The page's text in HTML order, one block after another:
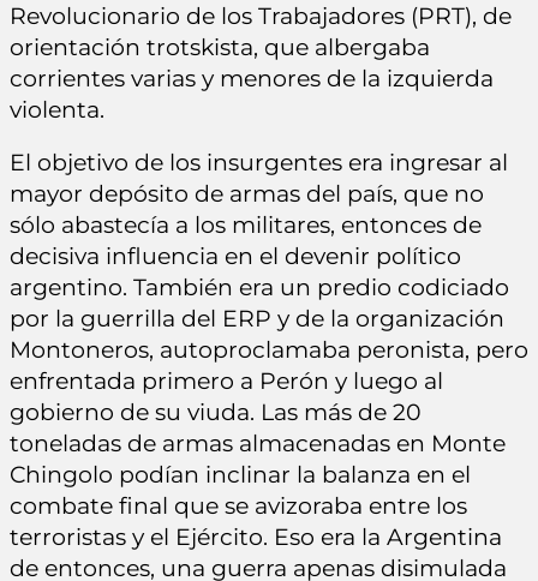
Revolucionario de los Trabajadores (PRT), de
orientación trotskista, que albergaba
corrientes varias y menores de la izquierda
violenta.
El objetivo de los insurgentes era ingresar al
mayor depósito de armas del país, que no
sólo abastecía a los militares, entonces de
decisiva influencia en el devenir político
argentino. También era un predio codiciado
por la guerrilla del ERP y de la organización
Montoneros, autoproclamaba peronista, pero
enfrentada primero a Perón y luego al
gobierno de su viuda. Las más de 20
toneladas de armas almacenadas en Monte
Chingolo podían inclinar la balanza en el
combate final que se avizoraba entre los
terroristas y el Ejército. Eso era la Argentina
de entonces, una guerra apenas disimulada